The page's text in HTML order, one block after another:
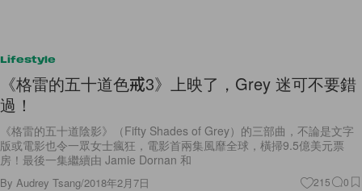
Lifestyle
《格雷的五十道色戒3》上映了，Grey 迷可不要錯
過！
《格雷的五十道陰影》（Fifty Shades of Grey）的三部曲，不論是文字
版或電影也令一眾女士瘋狂，電影首兩集風靡全球，橫掃9.5億美元票
房！最後一集繼續由 Jamie Dornan 和
By Audrey Tsang/2018年2月7日 215 0